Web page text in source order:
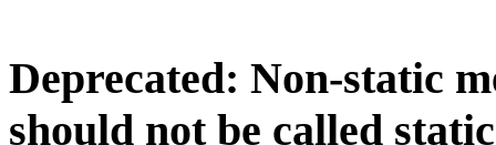
Deprecated: Non-static
should not be called